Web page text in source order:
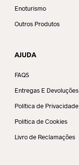
Enoturismo
Outros Produtos
AJUDA
FAQS
Entregas E Devoluções
Política de Privacidade
Política de Cookies
Livro de Reclamações